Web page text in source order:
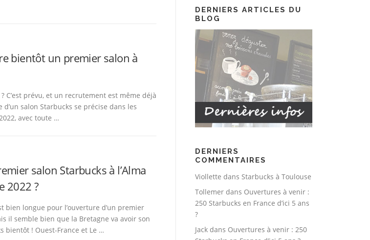
bientôt un premier salon à
C’est prévu, et un recrutement est même déjà
d’un salon Starbucks se précise dans les
avec toute …
salon Starbucks à l’Alma
2022 ?
bien longue pour l’ouverture d’un premier
il semble bien que la Bretagne va avoir son
bientôt ! Ouest-France et Le …
DERNIERS ARTICLES DU
BLOG
DERNIERS
COMMENTAIRES
Viollette dans Starbucks à Toulouse
Tollemer dans Ouvertures à venir :
250 Starbucks en France d’ici 5 ans
?
Jack dans Ouvertures à venir : 250